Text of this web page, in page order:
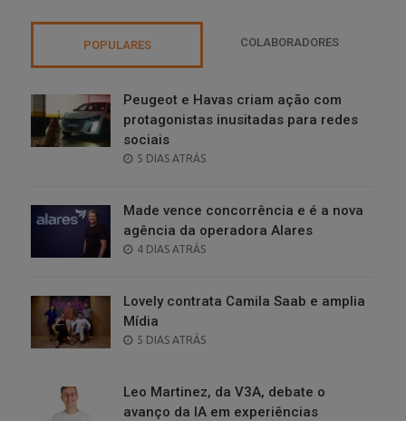
POPULARES COLABORADORES
Peugeot e Havas criam ação com
protagonistas inusitadas para redes
sociais
POSTED
5 DIAS ATRÁS
Made vence concorrência e é a nova
agência da operadora Alares
POSTED
4 DIAS ATRÁS
Lovely contrata Camila Saab e amplia
Mídia
POSTED
5 DIAS ATRÁS
Leo Martinez, da V3A, debate o
avanço da IA em experiências